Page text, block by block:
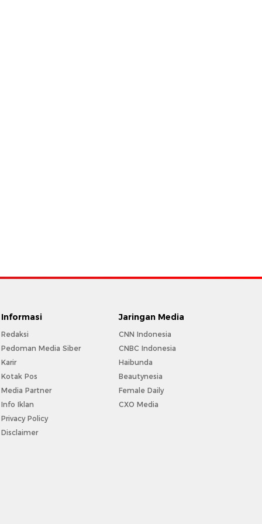
Informasi
Redaksi
Pedoman Media Siber
Karir
Kotak Pos
Media Partner
Info Iklan
Privacy Policy
Disclaimer
Jaringan Media
CNN Indonesia
CNBC Indonesia
Haibunda
Beautynesia
Female Daily
CXO Media